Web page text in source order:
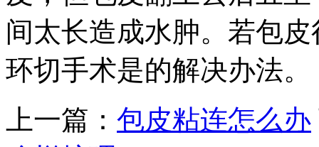
间太长造成水肿。若包
环切手术是的解决办法。
上一篇： 包皮粘连怎么办